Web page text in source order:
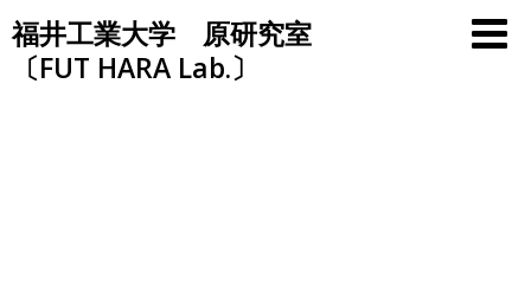
Skip
to
content
福井工業大学 原研究室
〔FUT HARA Lab.〕